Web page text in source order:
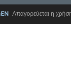
Απαγορεύεται η